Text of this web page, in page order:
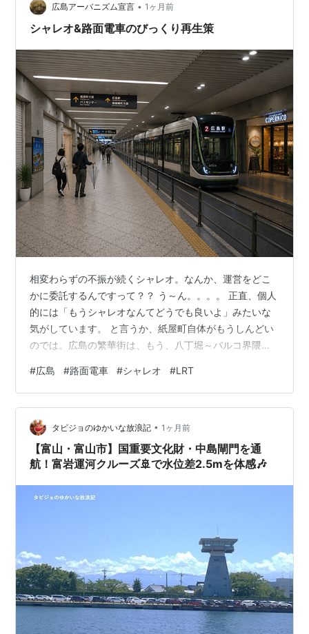
広島アーバニズム宣言 • 1ヶ月前
シャレオ&路面電車のびっくり再生策
相変わらずの不振が続くシャレオ。なんか、運営をどこ
かに委託するんですって？？ う～ん。。。。 正直、個人
的には「もうシャレオなんてどうでも良いよ」みたいな
気がしています。 と言うか、紙屋町自体がもうしんどい
のでは。広島の繁華街は、もう、八丁堀～パルコ界隈の
ゃあ、シャレオはどうするか。路面電車が丁の字に走
り、アストラムもバスセンターもある交通の要衝であり
続けることは変わらない中、思い切って、こうしたらど
うでしょうか。 路面電車の地下化ですね。目的は速達化
です。信号待ちを減らし、紙屋町交差点での右左折もス
ムースに流す。これができれば随分スムースに…
#広島 #路面電車 #シャレオ #LRT
タビジョのゆかいな放浪記 • 1ヶ月前
【富山・富山市】国重要文化財・中島閘門を通
航！富岩運河クルーズ🚢で水位差2.5mを体感🎶